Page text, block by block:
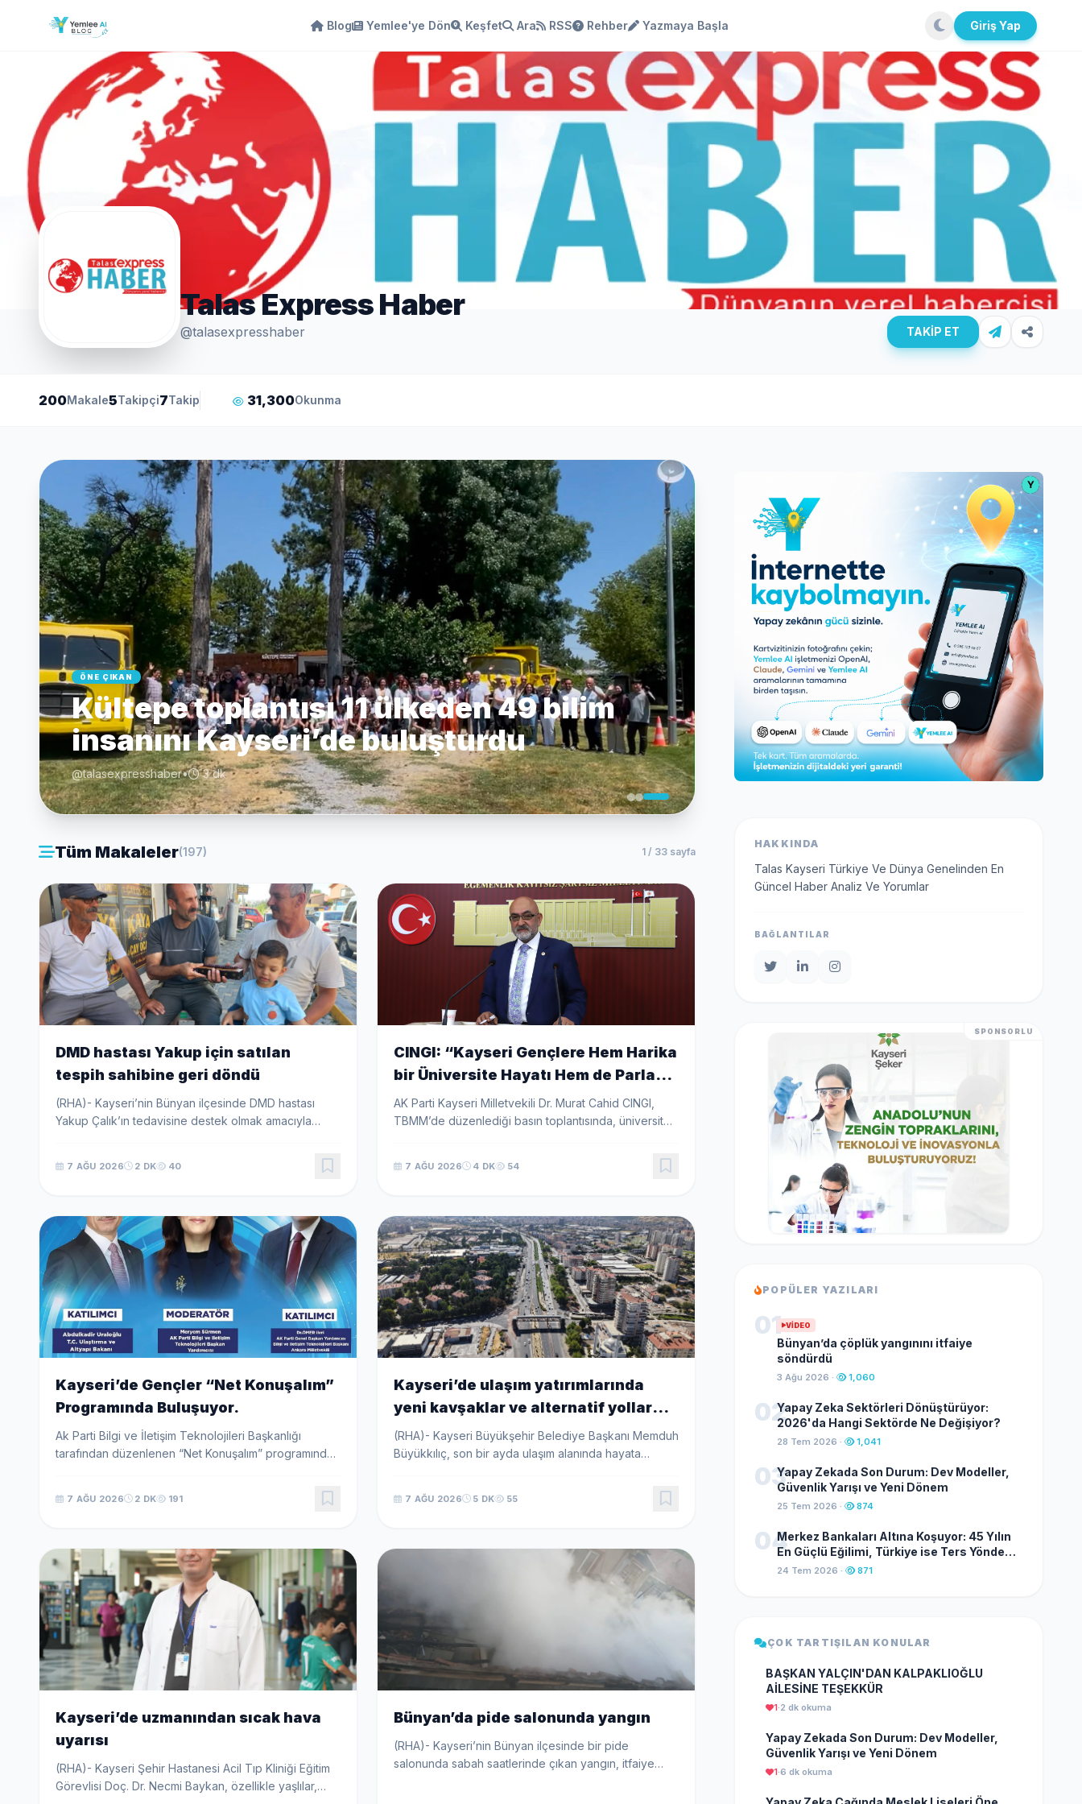
Blog Yemlee'ye Dön Keşfet Ara RSS Rehber Yazmaya Başla Giriş Yap
Talas Express Haber
@talasexpresshaber TAKİP ET
200Makale5Takipçi7Takip 31,300Okunma
ÖNE ÇIKAN
Kültepe toplantısı 11 ülkeden 49 bilim
insanını Kayseri’de buluşturdu
@talasexpresshaber• 3 dk
Tüm Makaleler(197) 1 / 33 sayfa
DMD hastası Yakup için satılan
tespih sahibine geri döndü
(RHA)- Kayseri’nin Bünyan ilçesinde DMD hastası
Yakup Çalık’ın tedavisine destek olmak amacıyla
7 AĞU 2026 2 DK 40
CINGI: “Kayseri Gençlere Hem Harika
bir Üniversite Hayatı Hem de Parlak
bir Gelecek Sunuyor.”
AK Parti Kayseri Milletvekili Dr. Murat Cahid CINGI,
TBMM’de düzenlediği basın toplantısında, üniversite
7 AĞU 2026 4 DK 54
Kayseri’de Gençler “Net Konuşalım”
Programında Buluşuyor.
Ak Parti Bilgi ve İletişim Teknolojileri Başkanlığı
tarafından düzenlenen “Net Konuşalım” programında,
7 AĞU 2026 2 DK 191
Kayseri’de ulaşım yatırımlarında
yeni kavşaklar ve alternatif yollar
devrede
(RHA)- Kayseri Büyükşehir Belediye Başkanı Memduh
Büyükkılıç, son bir ayda ulaşım alanında hayata
7 AĞU 2026 5 DK 55
Kayseri’de uzmanından sıcak hava
uyarısı
(RHA)- Kayseri Şehir Hastanesi Acil Tıp Kliniği Eğitim
Görevlisi Doç. Dr. Necmi Baykan, özellikle yaşlılar,
Bünyan’da pide salonunda yangın
(RHA)- Kayseri’nin Bünyan ilçesinde bir pide
salonunda sabah saatlerinde çıkan yangın, itfaiye
HAKKINDA
Talas Kayseri Türkiye Ve Dünya Genelinden En
Güncel Haber Analiz Ve Yorumlar
BAĞLANTILAR
SPONSORLU
POPÜLER YAZILARI
01 VIDEO
Bünyan’da çöplük yangınını itfaiye
söndürdü
3 Ağu 2026 · 1,060
02Yapay Zeka Sektörleri Dönüştürüyor:
2026'da Hangi Sektörde Ne Değişiyor?
28 Tem 2026 · 1,041
03Yapay Zekada Son Durum: Dev Modeller,
Güvenlik Yarışı ve Yeni Dönem
25 Tem 2026 · 874
04Merkez Bankaları Altına Koşuyor: 45 Yılın
En Güçlü Eğilimi, Türkiye ise Ters Yönde
İlerliyor
24 Tem 2026 · 871
ÇOK TARTIŞILAN KONULAR
BAŞKAN YALÇIN'DAN KALPAKLIOĞLU
AİLESİNE TEŞEKKÜR
1·2 dk okuma
Yapay Zekada Son Durum: Dev Modeller,
Güvenlik Yarışı ve Yeni Dönem
1·6 dk okuma